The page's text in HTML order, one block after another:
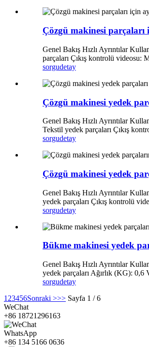
Çözgü makinesi
Genel Bakış Hızlı Ayrıntılar
parçaları Çıkış kontrolü videosu:
sorgudetay
Çözgü makinesi yedek
Genel Bakış Hızlı Ayrıntılar
Tekstil yedek parçaları Çıkış
sorgudetay
Çözgü makinesi yedek
Genel Bakış Hızlı Ayrıntılar
yedek parçaları Çıkış kontrolü
sorgudetay
Bükme makinesi yedek
Genel Bakış Hızlı Ayrıntılar
yedek parçaları Ağırlık (KG): 0,6
sorgudetay
1 23456Sonraki >>> Sayfa 1 / 6
WeChat
+86 18721296163
WhatsApp
+86 134 5166 0636